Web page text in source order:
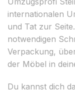
internationalen
und Tat zur
notwendigen
Verpackung,
der Möbel in
Du kannst dich